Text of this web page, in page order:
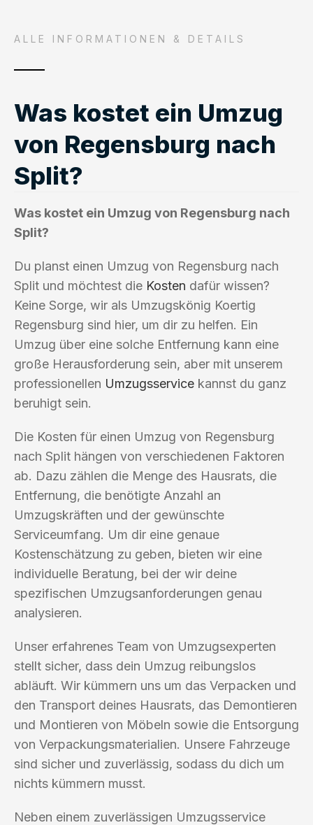
ALLE INFORMATIONEN & DETAILS
Was kostet ein Umzug
von Regensburg nach
Split?
Was kostet ein Umzug von Regensburg nach
Split?
Du planst einen Umzug von Regensburg nach
Split und möchtest die Kosten dafür wissen?
Keine Sorge, wir als Umzugskönig Koertig
Regensburg sind hier, um dir zu helfen. Ein
Umzug über eine solche Entfernung kann eine
große Herausforderung sein, aber mit unserem
professionellen Umzugsservice kannst du ganz
beruhigt sein.
Die Kosten für einen Umzug von Regensburg
nach Split hängen von verschiedenen Faktoren
ab. Dazu zählen die Menge des Hausrats, die
Entfernung, die benötigte Anzahl an
Umzugskräften und der gewünschte
Serviceumfang. Um dir eine genaue
Kostenschätzung zu geben, bieten wir eine
individuelle Beratung, bei der wir deine
spezifischen Umzugsanforderungen genau
analysieren.
Unser erfahrenes Team von Umzugsexperten
stellt sicher, dass dein Umzug reibungslos
abläuft. Wir kümmern uns um das Verpacken und
den Transport deines Hausrats, das Demontieren
und Montieren von Möbeln sowie die Entsorgung
von Verpackungsmaterialien. Unsere Fahrzeuge
sind sicher und zuverlässig, sodass du dich um
nichts kümmern musst.
Neben einem zuverlässigen Umzugsservice